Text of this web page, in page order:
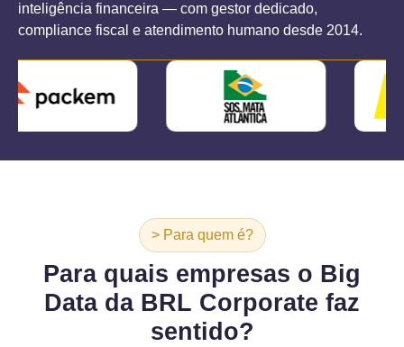
inteligência financeira — com gestor dedicado,
compliance fiscal e atendimento humano desde 2014.
> Para quem é?
Para quais empresas o Big
Data da BRL Corporate faz
sentido?